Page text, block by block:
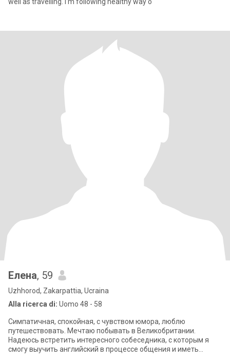
Елена, 59
Uzhhorod, Zakarpattia, Ucraina
Alla ricerca di: Uomo 48 - 58
Симпатичная, спокойная, с чувством юмора, люблю
путешествовать. Мечтаю побывать в Великобритании.
Надеюсь встретить интересного собеседника, с которым я
смогу выучить английский в процессе общения и иметь